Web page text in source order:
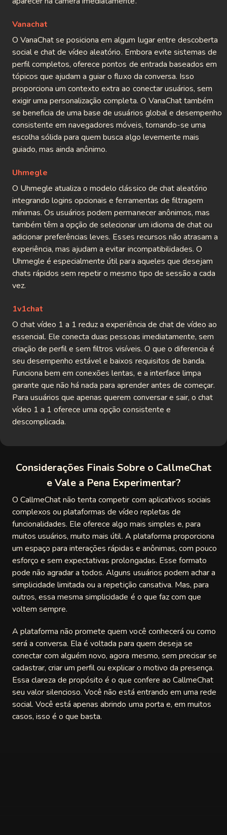
Vanachat
O VanaChat se posiciona em algum lugar entre descoberta
social e chat de vídeo aleatório. Embora evite sistemas de
perfil completos, oferece pontos de entrada baseados em
tópicos que ajudam a guiar o fluxo da conversa. Isso
proporciona um contexto extra ao conectar usuários, sem
exigir uma personalização completa. O VanaChat também
se beneficia de uma base de usuários global e desempenho
consistente em navegadores móveis, tornando-se uma
escolha sólida para quem busca algo levemente mais
guiado, mas ainda anônimo.
Uhmegle
O Uhmegle atualiza o modelo clássico de chat aleatório
integrando logins opcionais e ferramentas de filtragem
mínimas. Os usuários podem permanecer anônimos, mas
também têm a opção de selecionar um idioma de chat ou
adicionar preferências leves. Esses recursos não atrasam a
experiência, mas ajudam a evitar incompatibilidades. O
Uhmegle é especialmente útil para aqueles que desejam
chats rápidos sem repetir o mesmo tipo de sessão a cada
vez.
1v1chat
O chat vídeo 1 a 1 reduz a experiência de chat de vídeo ao
essencial. Ele conecta duas pessoas imediatamente, sem
criação de perfil e sem filtros visíveis. O que o diferencia é
seu desempenho estável e baixos requisitos de banda.
Funciona bem em conexões lentas, e a interface limpa
garante que não há nada para aprender antes de começar.
Para usuários que apenas querem conversar e sair, o chat
vídeo 1 a 1 oferece uma opção consistente e
descomplicada.
Considerações Finais Sobre o CallmeChat
e Vale a Pena Experimentar?
O CallmeChat não tenta competir com aplicativos sociais
complexos ou plataformas de vídeo repletas de
funcionalidades. Ele oferece algo mais simples e, para
muitos usuários, muito mais útil. A plataforma proporciona
um espaço para interações rápidas e anônimas, com pouco
esforço e sem expectativas prolongadas. Esse formato
pode não agradar a todos. Alguns usuários podem achar a
simplicidade limitada ou a repetição cansativa. Mas, para
outros, essa mesma simplicidade é o que faz com que
voltem sempre.
A plataforma não promete quem você conhecerá ou como
será a conversa. Ela é voltada para quem deseja se
conectar com alguém novo, agora mesmo, sem precisar se
cadastrar, criar um perfil ou explicar o motivo da presença.
Essa clareza de propósito é o que confere ao CallmeChat
seu valor silencioso. Você não está entrando em uma rede
social. Você está apenas abrindo uma porta e, em muitos
casos, isso é o que basta.